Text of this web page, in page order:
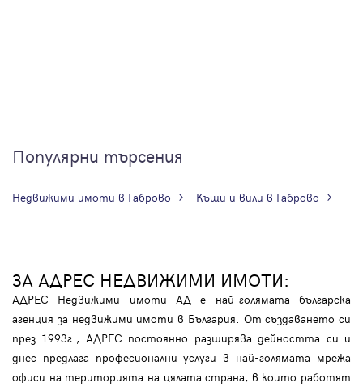
Популярни търсения
Недвижими имоти в Габрово Къщи и вили в Габрово
ЗА АДРЕС НЕДВИЖИМИ ИМОТИ:
АДРЕС Недвижими имоти АД е най-голямата българска
агенция за недвижими имоти в България. От създаването си
през 1993г., АДРЕС постоянно разширява дейността си и
днес предлага професионални услуги в най-голямата мрежа
офиси на територията на цялата страна, в които работят